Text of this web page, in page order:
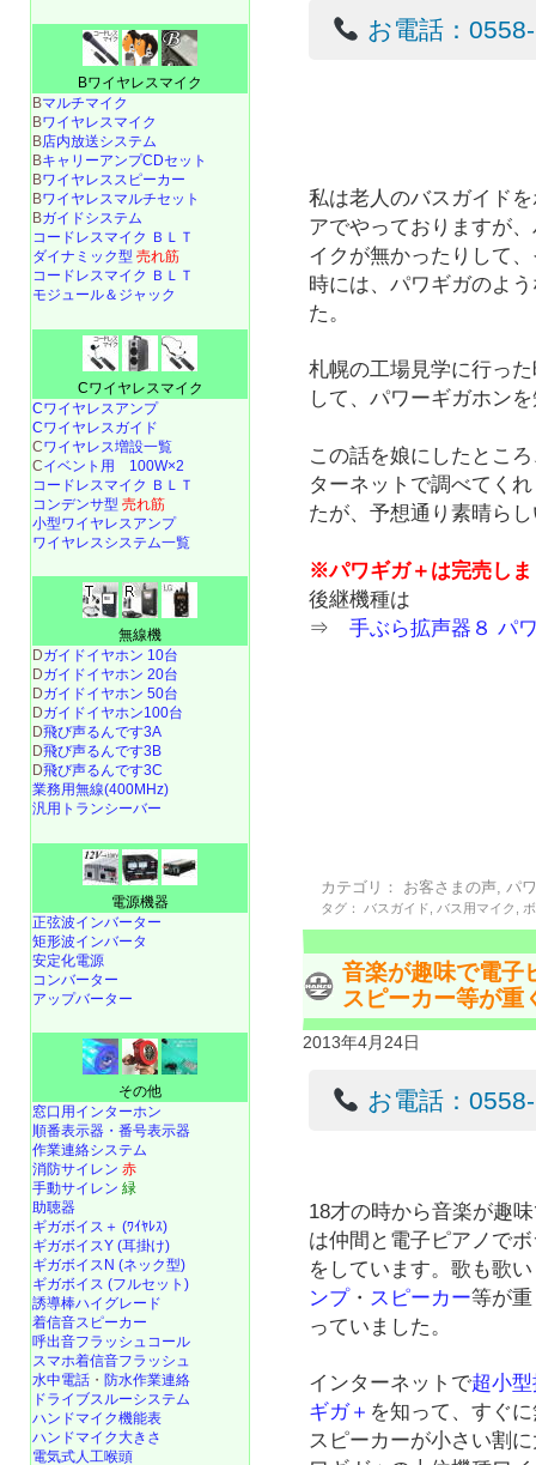
お電話：
私は老人のバスガイド
アでやっておりますが
イクが無かったりして
時には、パワギガのよ
た。
札幌の工場見学に行っ
して、パワーギガホン
この話を娘にしたとこ
ターネットで調べてく
たが、予想通り素晴ら
※パワギガ＋は完売しま
後継機種は
⇒手ぶら拡声器８ パ
カテゴリ： お客さまの声 パ
タグ： バスガイド バス用マイク
音楽が趣味で電子
スピーカー等が重
2013年4月24日
お電話：
18才の時から音楽が趣
は仲間と電子ピアノで
をしています。歌も歌
ンプ・ スピーカー等が
っていました。
インターネットで超小
ギガ＋ を知って、すぐ
スピーカーが小さい割
Bワイヤレスマイク
Bマルチマイク
Bワイヤレスマイク
B店内放送システム
BキャリーアンプCDセット
Bワイヤレススピーカー
Bワイヤレスマルチセット
Bガイドシステム
コードレスマイク ＢＬＴ
ダイナミック型 売れ筋
コードレスマイク ＢＬＴ
モジュール＆ジャック
Cワイヤレスマイク
Cワイヤレスアンプ
Cワイヤレスガイド
Cワイヤレス増設一覧
Cイベント用 100W×2
コードレスマイク ＢＬＴ
コンデンサ型 売れ筋
小型ワイヤレスアンプ
ワイヤレスシステム一覧
無線機
Dガイドイヤホン 10台
Dガイドイヤホン 20台
Dガイドイヤホン 50台
Dガイドイヤホン100台
D飛び声るんです3A
D飛び声るんです3B
D飛び声るんです3C
業務用無線(400MHz)
汎用トランシーバー
電源機器
正弦波インバーター
矩形波インバータ
安定化電源
コンバーター
アップバーター
その他
窓口用インターホン
順番表示器・番号表示器
作業連絡システム
消防サイレン 赤
手動サイレン 緑
助聴器
ギガボイス＋ (ﾜｲﾔﾚｽ)
ギガボイスY (耳掛け)
ギガボイスN (ネック型)
ギガボイス (フルセット)
誘導棒ハイグレード
着信音スピーカー
呼出音フラッシュコール
スマホ着信音フラッシュ
水中電話 ・ 防水作業連絡
ドライブスルーシステム
ハンドマイク機能表
ハンドマイク大きさ
電気式人工喉頭